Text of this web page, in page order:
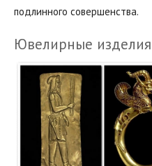
подлинного совершенства.
Ювелирные изделия